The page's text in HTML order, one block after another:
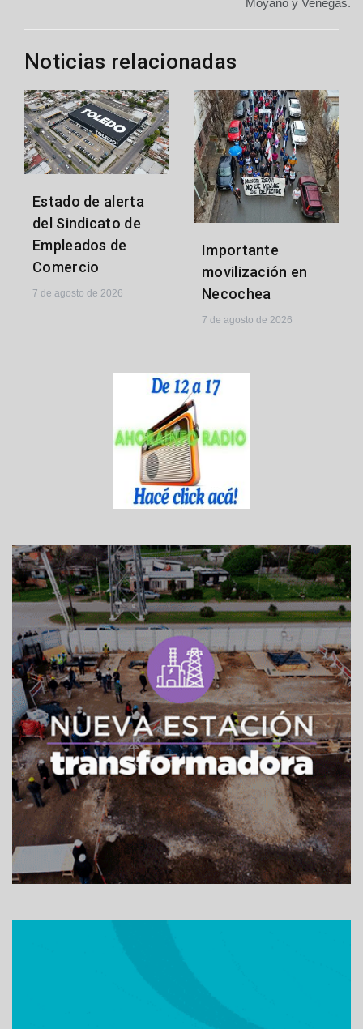
Moyano y Venegas.
Noticias relacionadas
Estado de alerta
del Sindicato de
Empleados de
Comercio
7 de agosto de 2026
Importante
movilización en
Necochea
7 de agosto de 2026